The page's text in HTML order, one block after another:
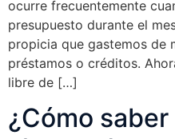
ocurre frecuentemente
presupuesto durante el
propicia que gastemos de
préstamos o créditos.
libre de […]
¿Cómo